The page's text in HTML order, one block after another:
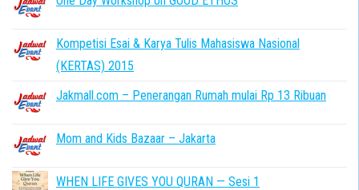
Kompetisi Esai & Karya Tulis Mahasiswa Nasional
(KERTAS) 2015
Jakmall.com – Penerangan Rumah mulai Rp 13 Ribuan
Mom and Kids Bazaar – Jakarta
WHEN LIFE GIVES YOU QURAN — Sesi 1